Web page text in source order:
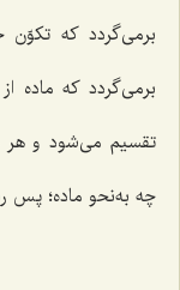
برمی‌گردد که
برمی‌گردد که ماده
تقسیم می‌شود و هر
چه به‌نحو ماده؛ پس